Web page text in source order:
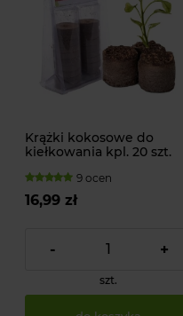
Krążki kokosowe do
kiełkowania kpl. 20 szt.
9 ocen
16,99 zł
- +
szt.